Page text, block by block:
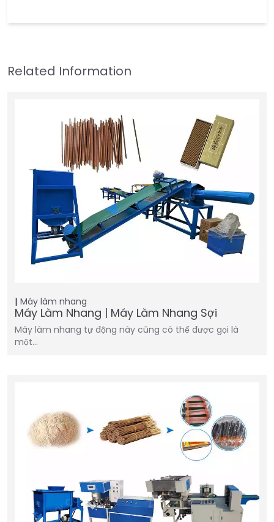
Máy làm nhang
Máy Làm Nhang | Máy Làm Nhang Sợi
Máy làm nhang tự động này cũng có thể được gọi là
một…